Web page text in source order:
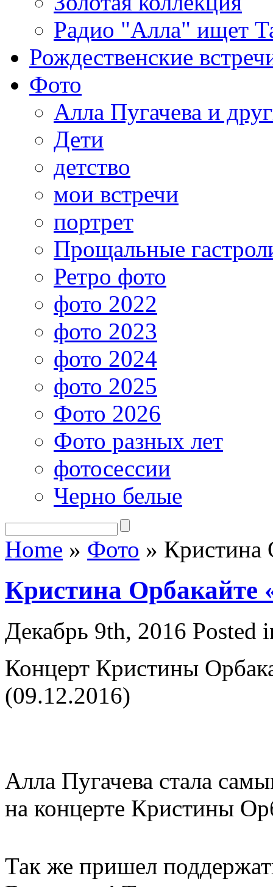
Радио "Алла" ищет
Рождественские
Фото
Алла Пугачева и
Дети
детство
мои встречи
портрет
Прощальные
Ретро фото
фото 2022
фото 2023
фото 2024
фото 2025
Фото 2026
Фото разных лет
фотосессии
Черно белые
Home » Фото » Кристина
Кристина Орбакайте
Декабрь 9th, 2016 Posted
Концерт Кристины
(09.12.2016)
Алла Пугачева стала
на концерте Кристины
Так же пришел